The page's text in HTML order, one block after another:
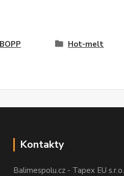
Hot-melt
Kontakty
Balimespolu.cz - Tapex EU s.r.o.